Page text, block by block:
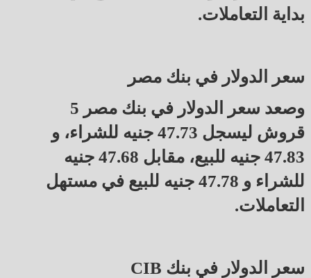
بداية التعاملات.
سعر الدولار في بنك مصر
وصعد سعر الدولار في بنك مصر 5
قروش ليسجل 47.73 جنيه للشراء، و
47.83 جنيه للبيع، مقابل 47.68 جنيه
للشراء و 47.78 جنيه للبيع في مستهل
التعاملات.
سعر الدولار في بنك CIB